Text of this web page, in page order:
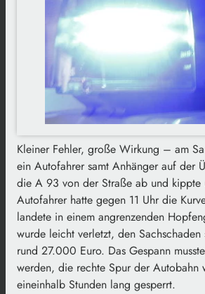
Kleiner Fehler, große Wirkung – am
ein Autofahrer samt Anhänger auf der
die A 93 von der Straße ab und
Autofahrer hatte gegen 11 Uhr die
landete in einem angrenzenden
wurde leicht verletzt, den
rund 27.000 Euro. Das Gespann
werden, die rechte Spur der Autobahn
eineinhalb Stunden lang gesperrt.